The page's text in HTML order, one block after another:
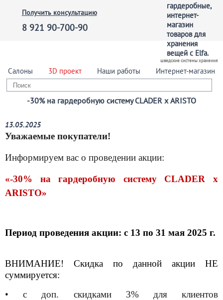
Получить консультацию
8 921 90-700-90
шведские системы хранения
Салоны 3D проект Наши работы Интернет-магазин
-30% на гардеробную систему CLADER х ARISTO
13.05.2025
Уважаемые покупатели!
Информируем вас о проведении акции:
«-30% на гардеробную систему CLADER х
ARISTO»
Период проведения акции: c 13 по 31 мая 2025 г.
ВНИМАНИЕ! Скидка по данной акции НЕ
суммируется:
• с доп. скидками 3% для клиентов